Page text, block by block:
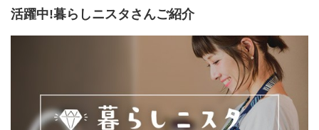
活躍中!暮らしニスタさんご紹介